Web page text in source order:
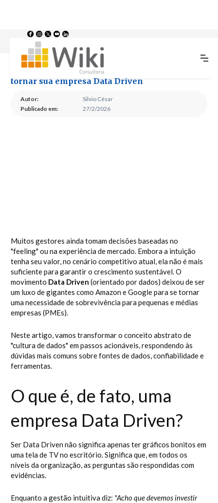
Blog
Driven
Da Intuição aos Resultados: Passo a passo para
tornar sua empresa Data Driven
Autor:
Silvio César
Publicado em:
27/2/2026
Muitos gestores ainda tomam decisões baseadas no
"feeling" ou na experiência de mercado. Embora a intuição
tenha seu valor, no cenário competitivo atual, ela não é mais
suficiente para garantir o crescimento sustentável. O
movimento Data Driven (orientado por dados) deixou de ser
um luxo de gigantes como Amazon e Google para se tornar
uma necessidade de sobrevivência para pequenas e médias
empresas (PMEs).
Neste artigo, vamos transformar o conceito abstrato de
"cultura de dados" em passos acionáveis, respondendo às
dúvidas mais comuns sobre fontes de dados, confiabilidade e
ferramentas.
O que é, de fato, uma
empresa Data Driven?
Ser Data Driven não significa apenas ter gráficos bonitos em
uma tela de TV no escritório. Significa que, em todos os
níveis da organização, as perguntas são respondidas com
evidências.
Enquanto a gestão intuitiva diz: "Acho que devemos investir